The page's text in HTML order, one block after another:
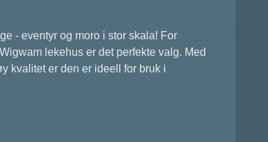
- eventyr og moro i stor skala! For
lekehus er det perfekte valg. Med
kvalitet er den er ideell for bruk i